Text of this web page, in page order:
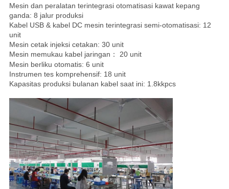
BERITA
KASUS
Mesin dan peralatan terintegrasi otomatisasi kawat kepang
ganda: 8 jalur produksi
Kabel USB & kabel DC mesin terintegrasi semi-otomatisasi: 12
unit
Mesin cetak injeksi cetakan: 30 unit
Mesin memukau kabel jaringan： 20 unit
Mesin berliku otomatis: 6 unit
Instrumen tes komprehensif: 18 unit
Kapasitas produksi bulanan kabel saat ini: 1.8kkpcs